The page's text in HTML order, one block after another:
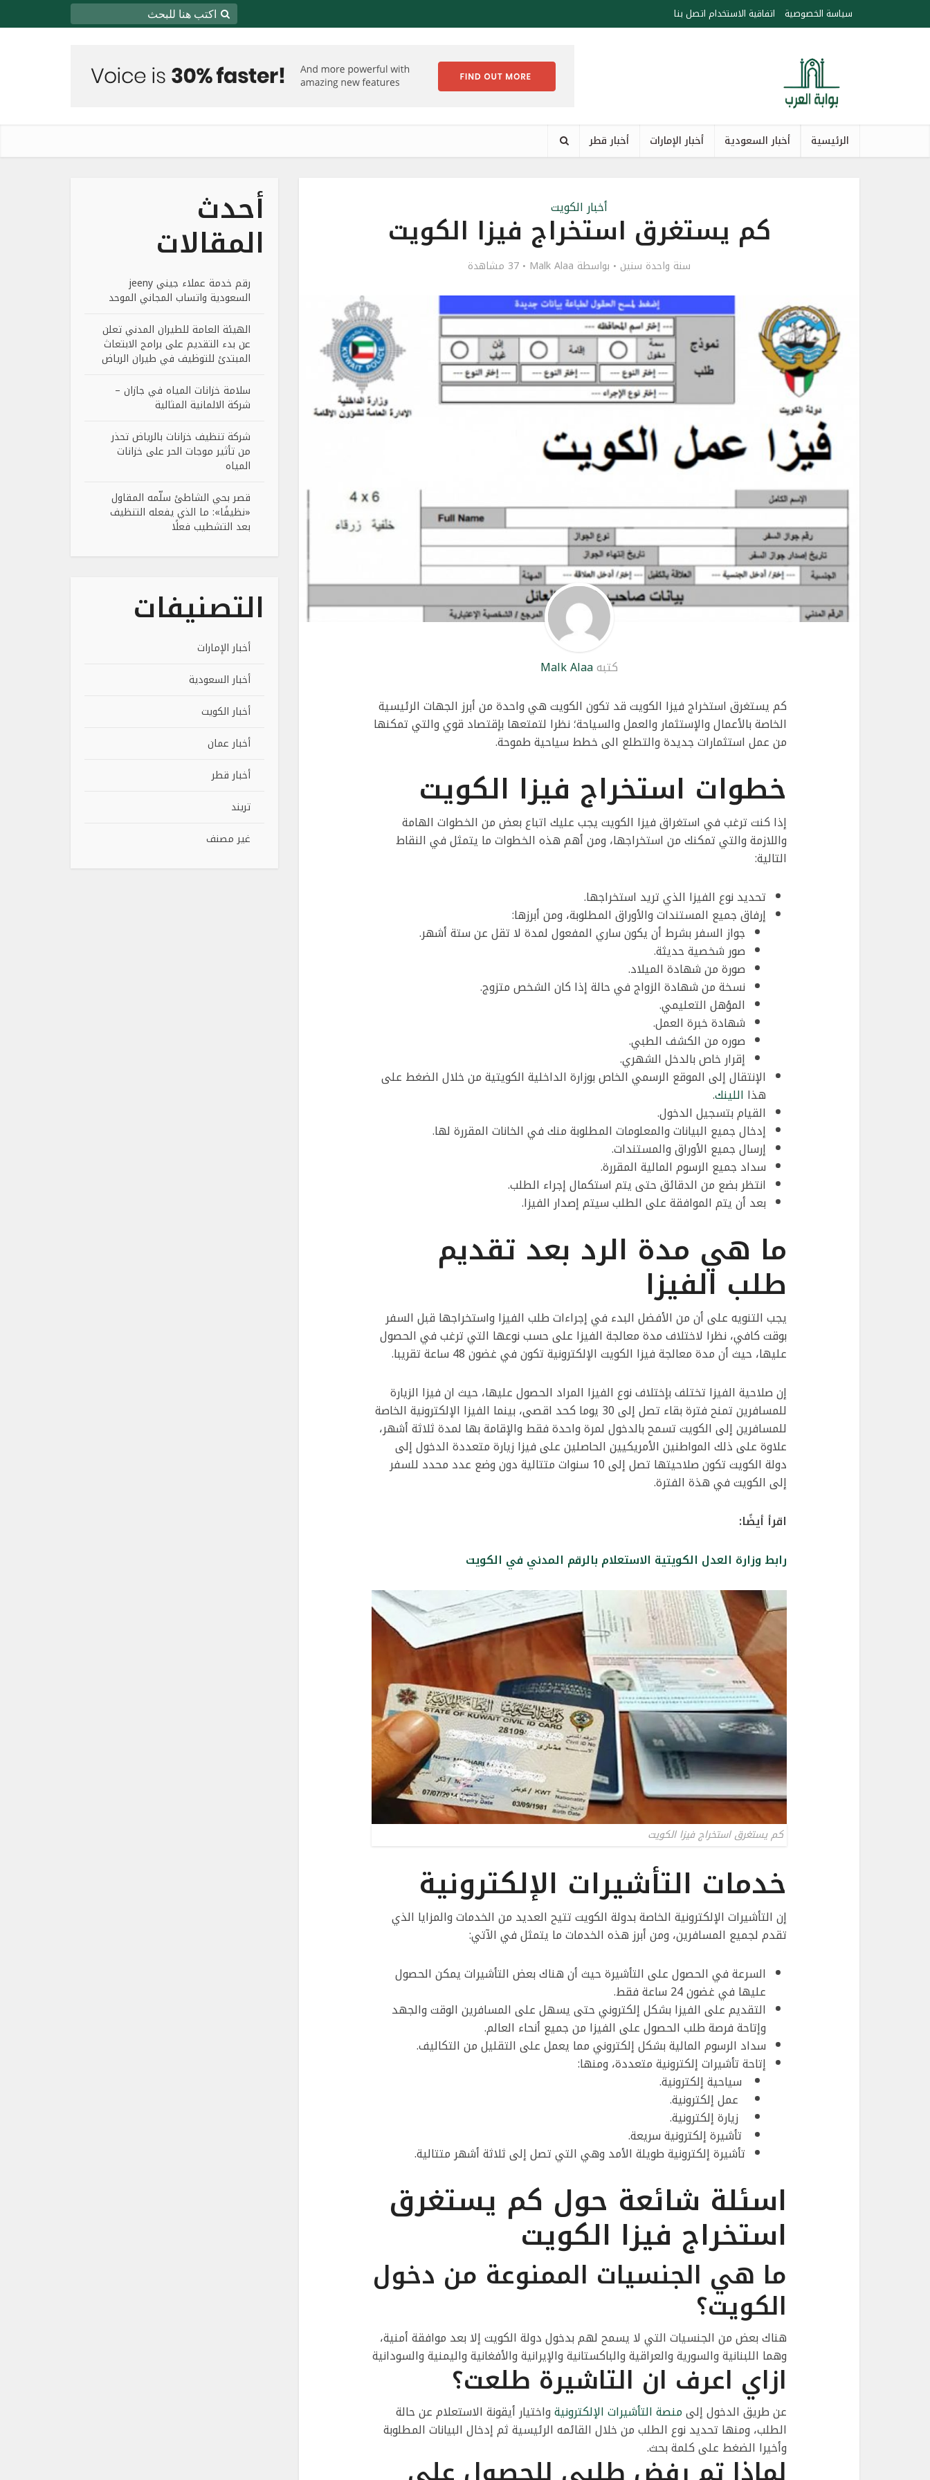
سياسة الخصوصية اتفاقية الاستخدام اتصل بنا
الرئيسية أخبار السعودية أخبار الإمارات أخبار قطر
أحدث
المقالات
رقم خدمة عملاء جيني jeeny
السعودية واتساب المجاني الموحد
الهيئة العامة للطيران المدني تعلن
عن بدء التقديم على برامج الابتعاث
المبتدئ للتوظيف في طيران الرياض
سلامة خزانات المياه في جازان –
شركة الالمانية المثالية
شركة تنظيف خزانات بالرياض تحذر
من تأثير موجات الحر على خزانات
المياه
قصر بحي الشاطئ سلّمه المقاول
«نظيفًا»: ما الذي يفعله التنظيف
بعد التشطيب فعلًا
التصنيفات
أخبار الإمارات
أخبار السعودية
أخبار الكويت
أخبار عمان
أخبار قطر
تريند
غير مصنف
أخبار الكويت
كم يستغرق استخراج فيزا الكويت
سنة واحدة سنين بواسطة Malk Alaa 37 مشاهدة
كتبهMalk Alaa
كم يستغرق استخراج فيزا الكويت قد تكون الكويت هي واحدة من أبرز الجهات الرئيسية
الخاصة بالأعمال والإستثمار والعمل والسياحة؛ نظرا لتمتعها بإقتصاد قوي والتي تمكنها
من عمل استثمارات جديدة والتطلع الى خطط سياحية طموحة.
خطوات استخراج فيزا الكويت
إذا كنت ترغب في استغراق فيزا الكويت يجب عليك اتباع بعض من الخطوات الهامة
واللازمة والتي تمكنك من استخراجها، ومن أهم هذه الخطوات ما يتمثل في النقاط
التالية:
تحديد نوع الفيزا الذي تريد استخراجها.
إرفاق جميع المستندات والأوراق المطلوبة، ومن أبرزها:
جواز السفر بشرط أن يكون ساري المفعول لمدة لا تقل عن ستة أشهر.
صور شخصية حديثة.
صورة من شهادة الميلاد.
نسخة من شهادة الزواج في حالة إذا كان الشخص متزوج.
المؤهل التعليمي.
شهادة خبرة العمل.
صوره من الكشف الطبي.
إقرار خاص بالدخل الشهري.
الإنتقال إلى الموقع الرسمي الخاص بوزارة الداخلية الكويتية من خلال الضغط على
هذا اللينك.
القيام بتسجيل الدخول.
إدخال جميع البيانات والمعلومات المطلوبة منك في الخانات المقررة لها.
إرسال جميع الأوراق والمستندات.
سداد جميع الرسوم المالية المقررة.
انتظر بضع من الدقائق حتى يتم استكمال إجراء الطلب.
بعد أن يتم الموافقة على الطلب سيتم إصدار الفيزا.
ما هي مدة الرد بعد تقديم
طلب الفيزا
يجب التنويه على أن من الأفضل البدء في إجراءات طلب الفيزا واستخراجها قبل السفر
بوقت كافي، نظرا لاختلاف مدة معالجة الفيزا على حسب نوعها التي ترغب في الحصول
عليها، حيث أن مدة معالجة فيزا الكويت الإلكترونية تكون في غضون 48 ساعة تقريبا.
إن صلاحية الفيزا تختلف بإختلاف نوع الفيزا المراد الحصول عليها، حيث ان فيزا الزيارة
للمسافرين تمنح فترة بقاء تصل إلى 30 يوما كحد اقصى، بينما الفيزا الإلكترونية الخاصة
للمسافرين إلى الكويت تسمح بالدخول لمرة واحدة فقط والإقامة بها لمدة ثلاثة أشهر،
علاوة على ذلك المواطنين الأمريكيين الحاصلين على فيزا زيارة متعددة الدخول إلى
دولة الكويت تكون صلاحيتها تصل إلى 10 سنوات متتالية دون وضع عدد محدد للسفر
إلى الكويت في هذة الفترة.
اقرأ أيضًا:
رابط وزارة العدل الكويتية الاستعلام بالرقم المدني في الكويت
كم يستغرق استخراج فيزا الكويت
خدمات التأشيرات الإلكترونية
إن التأشيرات الإلكترونية الخاصة بدولة الكويت تتيح العديد من الخدمات والمزايا الذي
تقدم لجميع المسافرين، ومن أبرز هذه الخدمات ما يتمثل في الآتي:
السرعة في الحصول على التأشيرة حيث أن هناك بعض التأشيرات يمكن الحصول
عليها في غضون 24 ساعة فقط.
التقديم على الفيزا بشكل إلكتروني حتى يسهل على المسافرين الوقت والجهد
وإتاحة فرصة طلب الحصول على الفيزا من جميع أنحاء العالم.
سداد الرسوم المالية بشكل إلكتروني مما يعمل على التقليل من التكاليف.
إتاحة تأشيرات إلكترونية متعددة، ومنها:
سياحية إلكترونية.
عمل إلكترونية.
زيارة إلكترونية.
تأشيرة إلكترونية سريعة.
تأشيرة إلكترونية طويلة الأمد وهي التي تصل إلى ثلاثة أشهر متتالية.
اسئلة شائعة حول كم يستغرق
استخراج فيزا الكويت
ما هي الجنسيات الممنوعة من دخول
الكويت؟
هناك بعض من الجنسيات التي لا يسمح لهم بدخول دولة الكويت إلا بعد موافقة أمنية،
وهما اللبنانية والسورية والعراقية والباكستانية والإيرانية والأفغانية واليمنية والسودانية
ازاي اعرف ان التاشيرة طلعت؟
عن طريق الدخول إلىمنصة التأشيرات الإلكترونيةواختيار أيقونة الاستعلام عن حالة
الطلب، ومنها تحديد نوع الطلب من خلال القائمه الرئيسية ثم إدخال البيانات المطلوبة
وأخيرا الضغط على كلمة بحث.